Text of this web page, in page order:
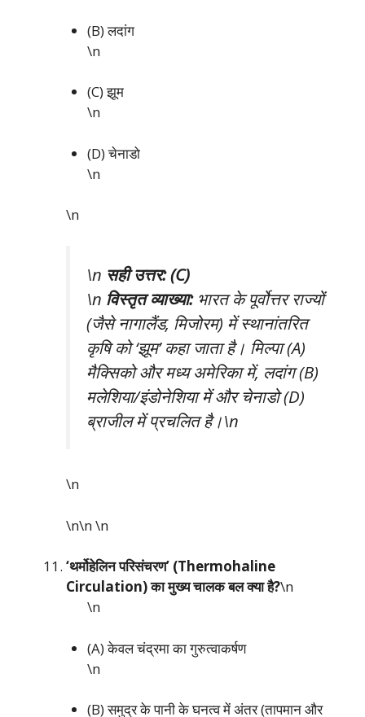
(B) लदांग
\n
(C) झूम
\n
(D) चेनाडो
\n
\n
\n सही उत्तर: (C)
\n विस्तृत व्याख्या:भारत के पूर्वोत्तर राज्यों
(जैसे नागालैंड, मिजोरम) में स्थानांतरित
कृषि को ‘झूम’ कहा जाता है। मिल्पा (A)
मैक्सिको और मध्य अमेरिका में, लदांग (B)
मलेशिया/इंडोनेशिया में और चेनाडो (D)
ब्राजील में प्रचलित है।\n
\n
\n\n\n
‘थर्मोहेलिन परिसंचरण’ (Thermohaline
Circulation) का मुख्य चालक बल क्या है?\n
\n
(A) केवल चंद्रमा का गुरुत्वाकर्षण
\n
(B) समुद्र के पानी के घनत्व में अंतर (तापमान और